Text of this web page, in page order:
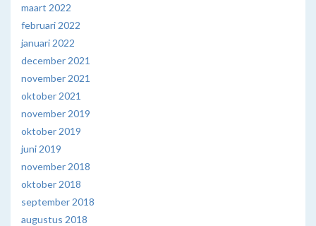
maart 2022
februari 2022
januari 2022
december 2021
november 2021
oktober 2021
november 2019
oktober 2019
juni 2019
november 2018
oktober 2018
september 2018
augustus 2018